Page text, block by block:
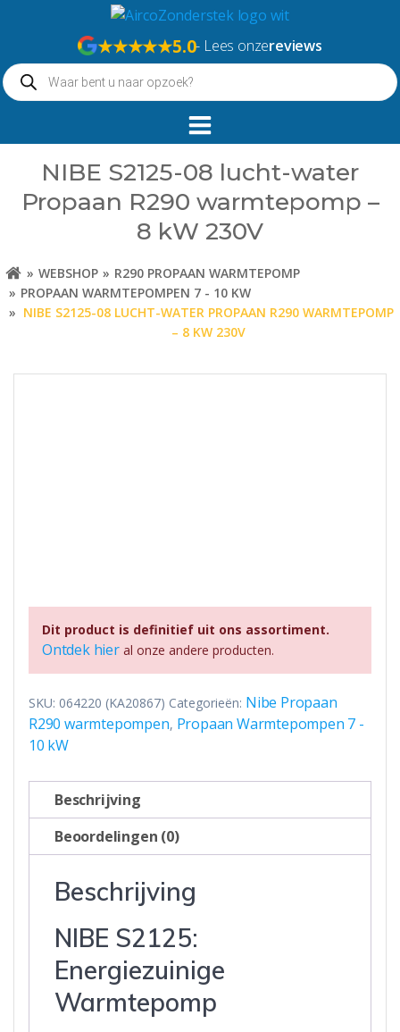
springen
★★★★★5.0- Lees onzereviews
Producten
zoeken
NIBE S2125-08 lucht-water
Propaan R290 warmtepomp –
8 kW 230V
WEBSHOP
R290 PROPAAN WARMTEPOMP
PROPAAN WARMTEPOMPEN 7 - 10 KW
NIBE S2125-08 LUCHT-WATER PROPAAN R290 WARMTEPOMP
– 8 KW 230V
Dit product is definitief uit ons assortiment.
Ontdek hieral onze andere producten.
SKU: 064220 (KA20867) Categorieën: Nibe Propaan
R290 warmtepompen, Propaan Warmtepompen 7 -
10 kW
Beschrijving
Beoordelingen (0)
Beschrijving
NIBE S2125:
Energiezuinige
Warmtepomp